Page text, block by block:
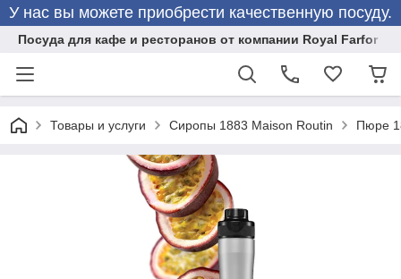
У нас вы можете приобрести качественную посуду.
Посуда для кафе и ресторанов от компании Royal Farfor
Товары и услуги Сиропы 1883 Maison Routin Пюре